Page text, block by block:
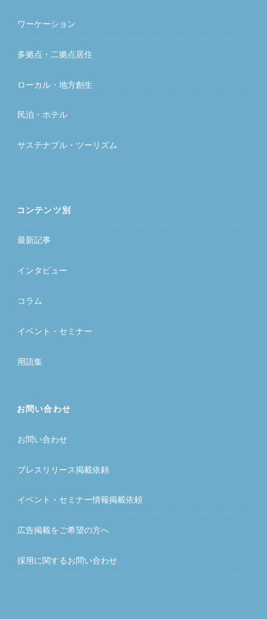
ワーケーション
多拠点・二拠点居住
ローカル・地方創生
民泊・ホテル
サステナブル・ツーリズム
コンテンツ別
最新記事
インタビュー
コラム
イベント・セミナー
用語集
お問い合わせ
お問い合わせ
プレスリリース掲載依頼
イベント・セミナー情報掲載依頼
広告掲載をご希望の方へ
採用に関するお問い合わせ